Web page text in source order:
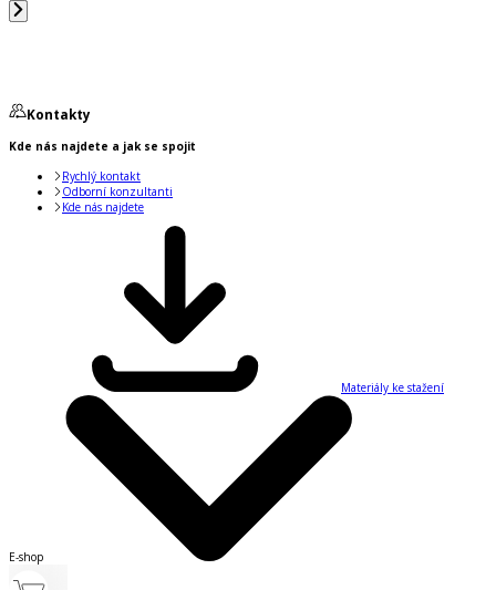
Kontakty
Kde nás najdete a jak se spojit
Rychlý kontakt
Odborní konzultanti
Kde nás najdete
Materiály ke stažení
E-shop